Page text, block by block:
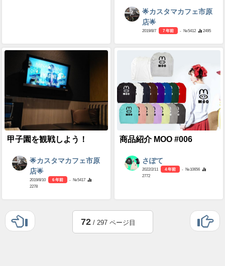
🌟カスタマカフェ市原
店🌟
2019/8/7 7 年前 - №5412 2495
甲子園を観戦しよう！
🌟カスタマカフェ市原
店🌟
2019/8/10 6 年前
- №5417
2278
商品紹介 MOO #006
さぽて
2022/2/11 4 年前
- №10656
2772
72/ 297 ページ目